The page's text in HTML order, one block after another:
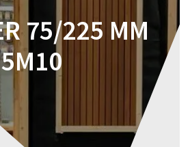
75/225 MM
5M10